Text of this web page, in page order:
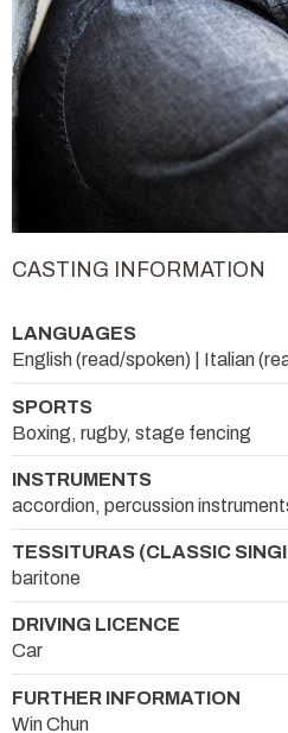
CASTING INFORMATION
LANGUAGES
English (read/spoken) | Italian
SPORTS
Boxing, rugby, stage fencing
INSTRUMENTS
accordion, percussion
TESSITURAS (CLASSIC
baritone
DRIVING LICENCE
Car
FURTHER INFORMATION
Win Chun